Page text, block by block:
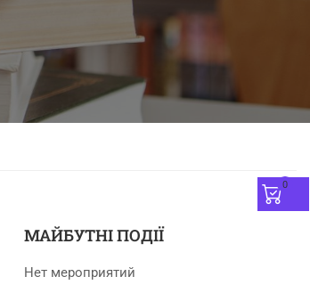
МАЙБУТНІ ПОДІЇ
Нет мероприятий
0